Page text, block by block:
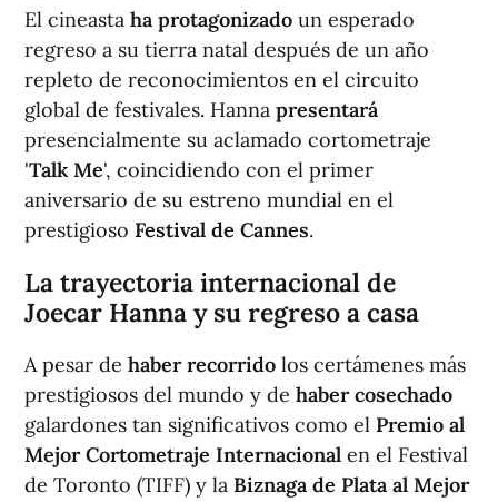
El cineasta ha protagonizado un esperado
regreso a su tierra natal después de un año
repleto de reconocimientos en el circuito
global de festivales. Hanna presentará
presencialmente su aclamado cortometraje
'Talk Me', coincidiendo con el primer
aniversario de su estreno mundial en el
prestigioso Festival de Cannes.
La trayectoria internacional de
Joecar Hanna y su regreso a casa
A pesar de haber recorrido los certámenes más
prestigiosos del mundo y de haber cosechado
galardones tan significativos como el Premio al
Mejor Cortometraje Internacional en el Festival
de Toronto (TIFF) y la Biznaga de Plata al Mejor